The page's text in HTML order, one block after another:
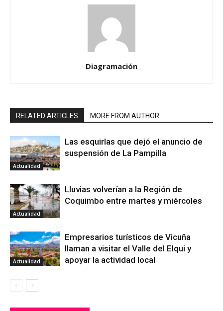
Diagramación
RELATED ARTICLES MORE FROM AUTHOR
Actualidad
Las esquirlas que dejó el anuncio de
suspensión de La Pampilla
Actualidad
Lluvias volverían a la Región de
Coquimbo entre martes y miércoles
Actualidad
Empresarios turísticos de Vicuña
llaman a visitar el Valle del Elqui y
apoyar la actividad local